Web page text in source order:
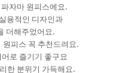
자마 원피스에요.
용적인 디자인과
더해주었어요.
원피스 꼭 추천드려요.
로 즐기기 좋구요
한 분위기 가득해요.